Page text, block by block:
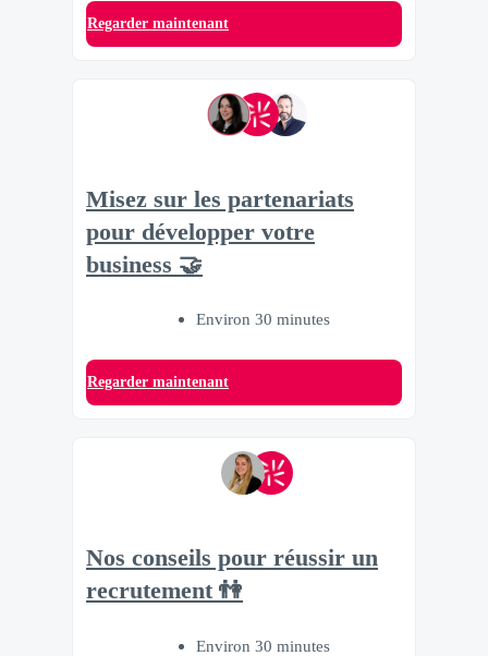
Regarder maintenant
Misez sur les partenariats
pour développer votre
business 🤝
Environ 30 minutes
Regarder maintenant
Nos conseils pour réussir un
recrutement 👫
Environ 30 minutes